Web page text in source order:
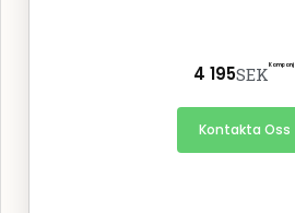
4 195SEK Kampanj
Kontakta Oss